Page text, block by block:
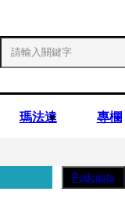
瑪法達 專欄
Podcasts